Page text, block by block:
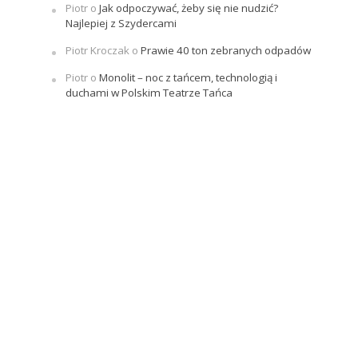
Piotro Jak odpoczywać, żeby się nie nudzić?
Najlepiej z Szydercami
Piotr Kroczako Prawie 40 ton zebranych odpadów
Piotro Monolit – noc z tańcem, technologią i
duchami w Polskim Teatrze Tańca